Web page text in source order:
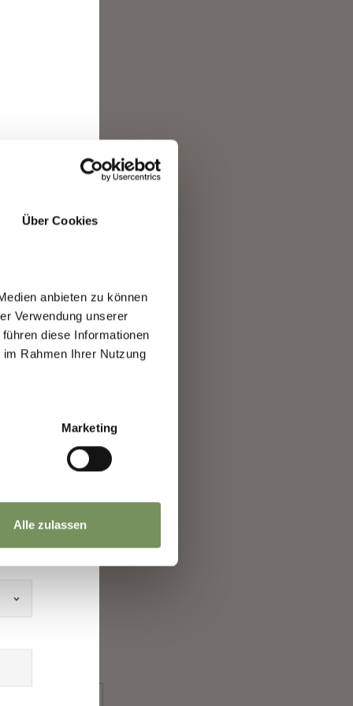
Über Cookies
anbieten zu können
Verwendung unserer
diese Informationen
Rahmen Ihrer Nutzung
Marketing
Alle zulassen